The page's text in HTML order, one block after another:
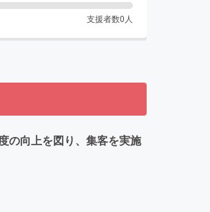
支援者数0 人
の向上を図り、集客を実施